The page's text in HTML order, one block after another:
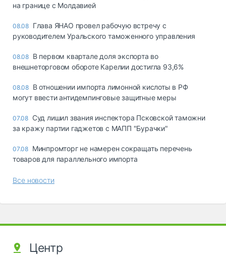
на границе с Молдавией
08.08 Глава ЯНАО провел рабочую встречу с
руководителем Уральского таможенного управления
08.08 В первом квартале доля экспорта во
внешнеторговом обороте Карелии достигла 93,6%
08.08 В отношении импорта лимонной кислоты в РФ
могут ввести антидемпинговые защитные меры
07.08 Суд лишил звания инспектора Псковской таможни
за кражу партии гаджетов с МАПП "Бурачки"
07.08 Минпромторг не намерен сокращать перечень
товаров для параллельного импорта
Все новости
Центр